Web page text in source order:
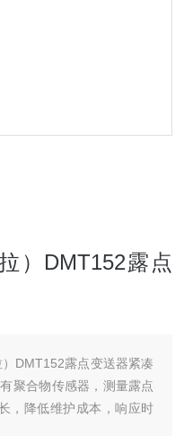
）DMT152露点
DMT152露点变送器紧凑
聚合物传感器，测量露点
，降低维护成本，响应时